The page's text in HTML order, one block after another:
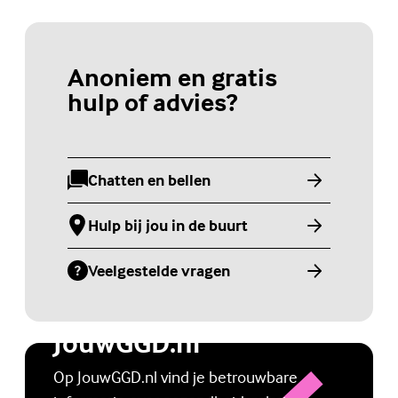
Anoniem en gratis
hulp of advies?
Chatten en bellen
(Externe link)
Hulp bij jou in de buurt
(Externe link)
Veelgestelde vragen
(Externe link)
Jongerenwebsite
JouwGGD.nl
Op JouwGGD.nl vind je betrouwbare